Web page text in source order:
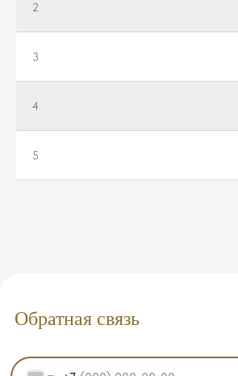
2
3
4
5
Обратная связь